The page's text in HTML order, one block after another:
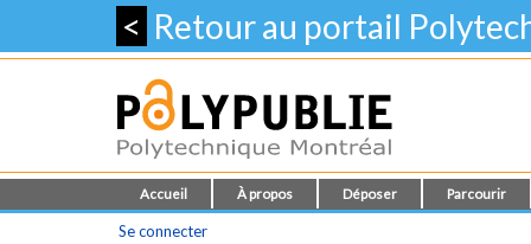
< Retour au portail
Accueil À propos Déposer Parcourir
Se connecter